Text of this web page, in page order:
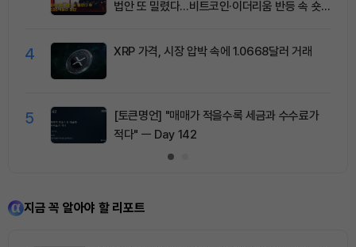
법안 또 밀렸다…비트코인·이더리움 반등 속 숏
4 XRP 가격, 시장 압박 속에 1.0668달러 거래
5
[토큰명언] "매매가 적을수록 세금과 수수료가
적다" ㅡ Day 142
지금 꼭 알아야 할 리포트